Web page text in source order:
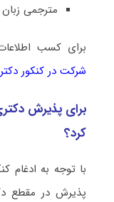
مترجمی زبان
برای کسب
شرکت در کنکور
برای پذیرش
کرد؟
با توجه به ادغام
پذیرش در مقطع